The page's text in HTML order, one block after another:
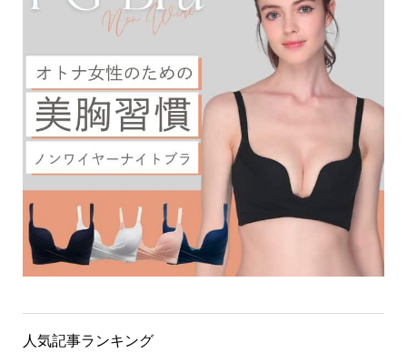
人気記事ランキング